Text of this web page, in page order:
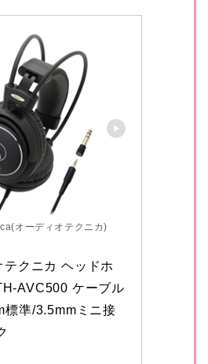
オーディオテクニカ)
テクニカ ヘッドホ
AVC500 ケーブル
標準/3.5mmミニ接